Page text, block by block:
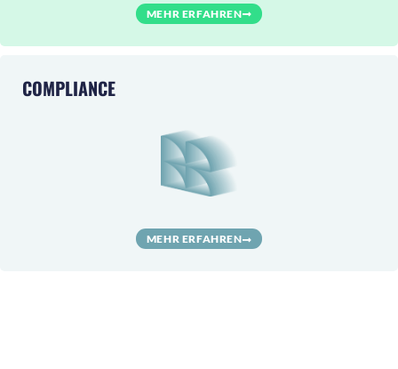
MEHR ERFAHREN
COMPLIANCE
MEHR ERFAHREN